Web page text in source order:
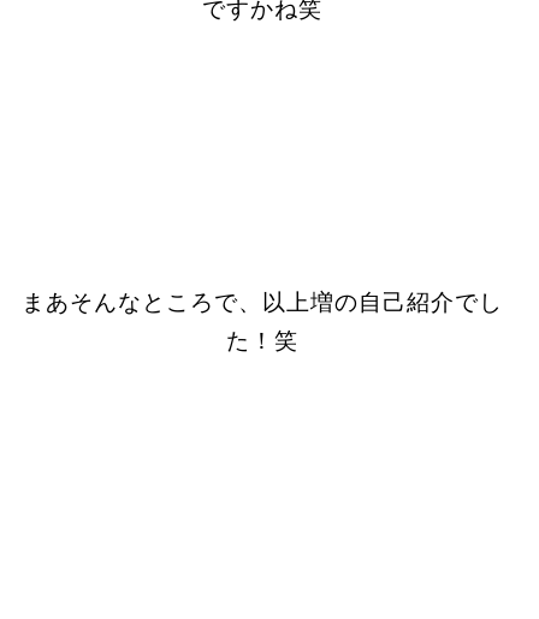
ですかね笑
まあそんなところで、以上増の自己紹介でし
た！笑